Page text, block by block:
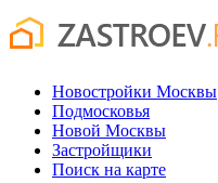
Новостройки Москвы
Подмосковья
Новой Москвы
Застройщики
Поиск на карте